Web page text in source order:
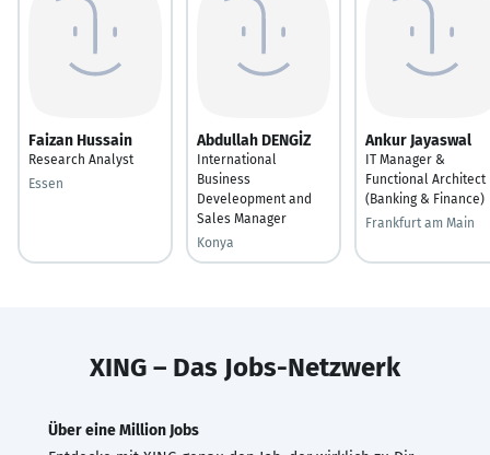
Faizan Hussain
Research Analyst
Essen
Abdullah DENGİZ
International
Business
Develeopment and
Sales Manager
Konya
Ankur Jayaswal
IT Manager &
Functional Architect
(Banking & Finance)
Frankfurt am Main
XING – Das Jobs-Netzwerk
Über eine Million Jobs